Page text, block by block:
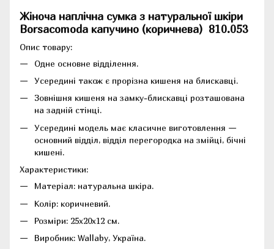
Жіноча наплічна сумка з натуральної шкіри
Borsacomoda капучино (коричнева) 810.053
Опис товару:
Одне основне відділення.
Усередині також є прорізна кишеня на блискавці.
Зовнішня кишеня на замку-блискавці розташована
на задній стінці.
Усередині модель має класичне виготовлення —
основний відділ, відділ перегородка на змійці, бічні
кишені.
Характеристики:
Матеріал: натуральна шкіра.
Колір: коричневий.
Розміри: 25х20х12 см.
Виробник: Wallaby, Україна.